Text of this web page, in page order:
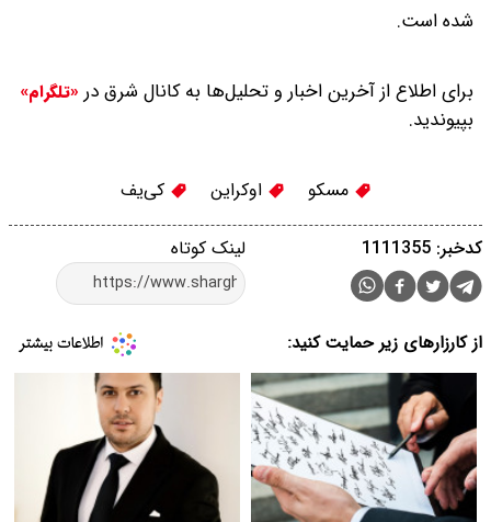
شده است.
برای اطلاع از آخرین اخبار و تحلیل‌ها به کانال شرق در «تلگرام»
بپیوندید.
مسکو اوکراین کی‌یف
لینک کوتاه کدخبر: 1111355
از کارزارهای زیر حمایت کنید: